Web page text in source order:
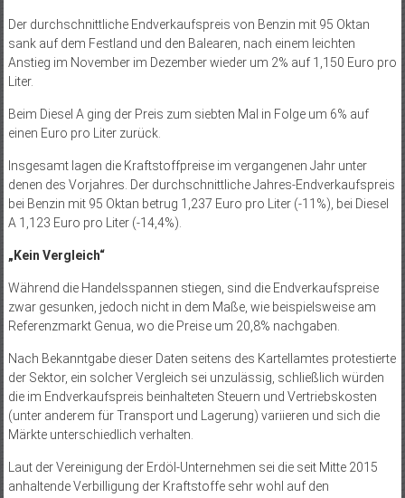
Der durchschnittliche Endverkaufspreis von Benzin mit 95 Oktan
sank auf dem Festland und den Balearen, nach einem leichten
Anstieg im November im Dezember wieder um 2% auf 1,150 Euro pro
Liter.
Beim Diesel A ging der Preis zum siebten Mal in Folge um 6% auf
einen Euro pro Liter zurück.
Insgesamt lagen die Kraftstoffpreise im vergangenen Jahr unter
denen des Vorjahres. Der durchschnittliche Jahres-Endverkaufspreis
bei Benzin mit 95 Oktan betrug 1,237 Euro pro Liter (-11%), bei Diesel
A 1,123 Euro pro Liter (-14,4%).
„Kein Vergleich“
Während die Handelsspannen stiegen, sind die Endverkaufspreise
zwar gesunken, jedoch nicht in dem Maße, wie beispielsweise am
Referenzmarkt Genua, wo die Preise um 20,8% nachgaben.
Nach Bekanntgabe dieser Daten seitens des Kartellamtes protestierte
der Sektor, ein solcher Vergleich sei unzulässig, schließlich würden
die im Endverkaufspreis beinhalteten Steuern und Vertriebskosten
(unter anderem für Transport und Lagerung) variieren und sich die
Märkte unterschiedlich verhalten.
Laut der Vereinigung der Erdöl-Unternehmen sei die seit Mitte 2015
anhaltende Verbilligung der Kraftstoffe sehr wohl auf den